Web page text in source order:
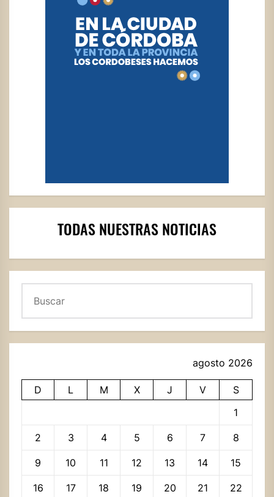
TODAS NUESTRAS NOTICIAS
agosto 2026
D L M X J V
S
1
2 3 4 5 6 7 8
9 10 11 12 13 14 15
16 17 18 19 20 21 22